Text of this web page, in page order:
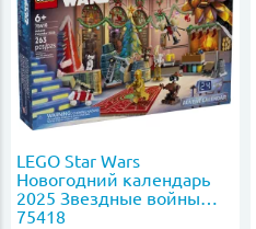
LEGO Star Wars
Новогодний календарь
2025 Звездные войны
75418